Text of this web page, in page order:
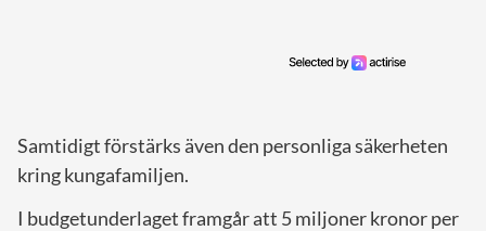
Samtidigt förstärks även den personliga säkerheten
kring kungafamiljen.
I budgetunderlaget framgår att 5 miljoner kronor per